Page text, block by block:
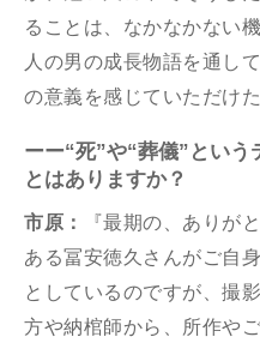
ることは、なかなかない
⼈の男の成⻑物語を通し
の意義を感じていただけ
ーー“死”や“葬儀”という
とはありますか？
市原：
『最期の、ありが
ある冨安徳久さんがご⾃
としているのですが、撮
⽅や納棺師から、所作や